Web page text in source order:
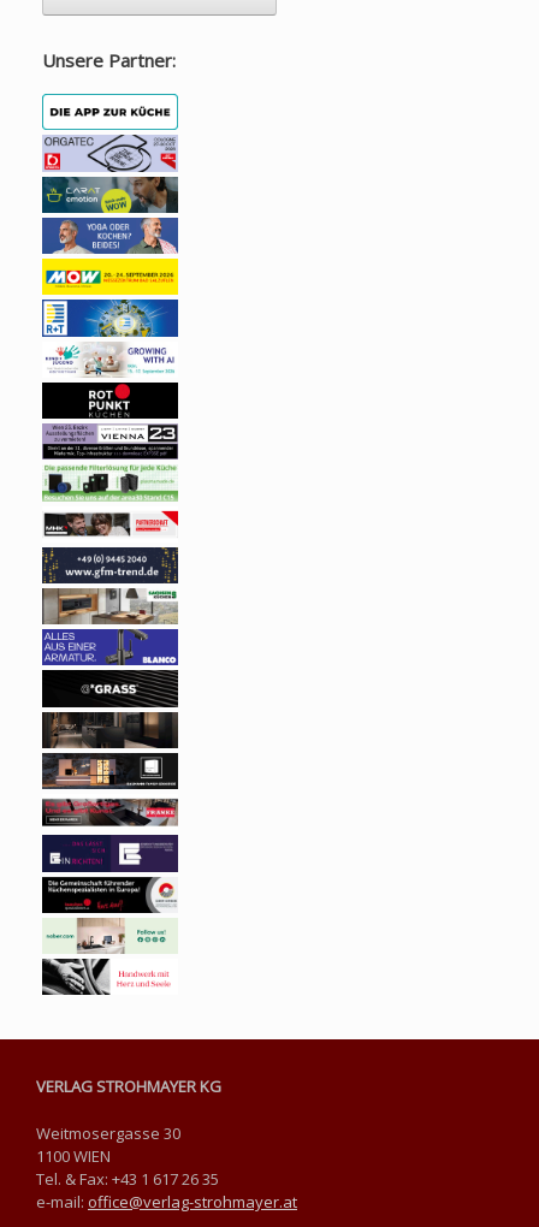
Unsere Partner:
VERLAG STROHMAYER KG
Weitmosergasse 30
1100 WIEN
Tel. & Fax: +43 1 617 26 35
e-mail: office@verlag-strohmayer.at